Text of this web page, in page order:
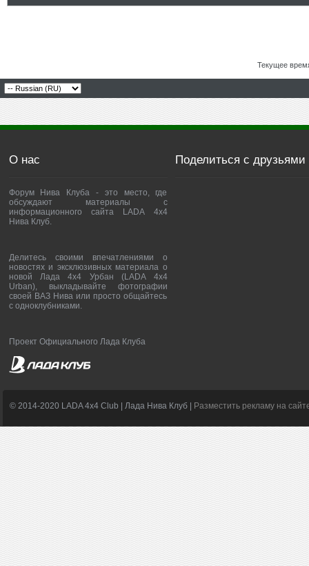
Текущее
О нас
Форум Нива Клуба - это место, где
обсуждают материалы с
информационного сайта LADA 4x4
Нива Клуб.
Делитесь своими впечатлениями о
новостях и эксклюзивных материала о
новой Лада 4х4 Урбан (LADA 4x4
Urban), выкладывайте фотографии
своей ВАЗ Нива или просто общайтесь
с одноклубниками.
Проект Официального Лада Клуба
Поделиться с друзьями
© 2014-2020 LADA 4x4 Club | Лада Нива Клуб | Разместить рекламу на